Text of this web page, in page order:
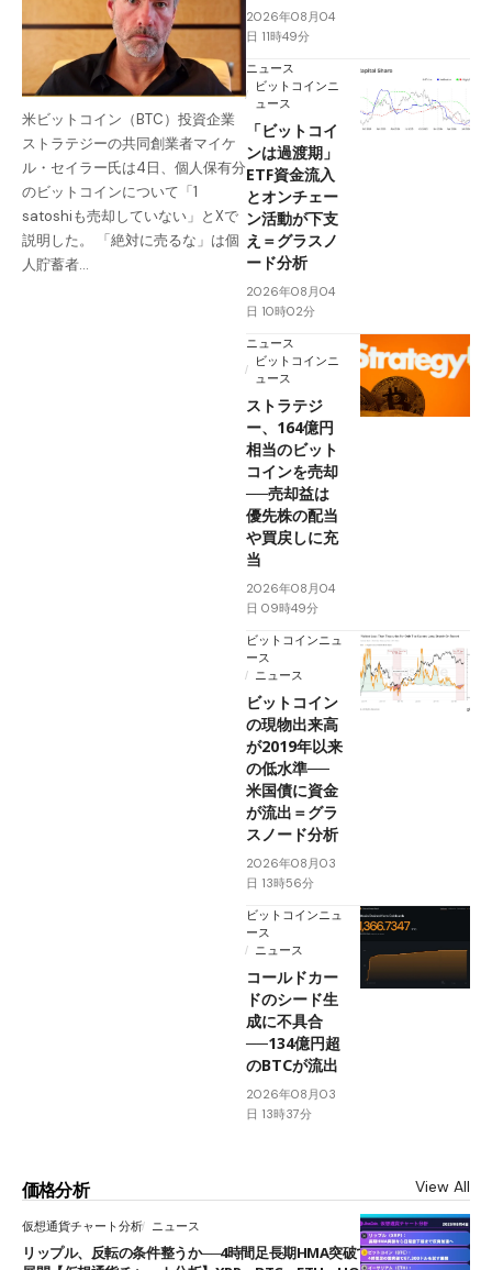
米ビットコイン（BTC）投資企業
ストラテジーの共同創業者マイケ
ル・セイラー氏は4日、個人保有分
のビットコインについて「1
satoshiも売却していない」とXで
説明した。 「絶対に売るな」は個
人貯蓄者…
2026年08月04
日 11時49分
ニュース
ビットコインニ
ュース
「ビットコイ
ンは過渡期」
ETF資金流入
とオンチェー
ン活動が下支
え＝グラスノ
ード分析
2026年08月04
日 10時02分
ニュース
ビットコインニ
ュース
ストラテジ
ー、164億円
相当のビット
コインを売却
──売却益は
優先株の配当
や買戻しに充
当
2026年08月04
日 09時49分
ビットコインニュ
ース
ニュース
ビットコイン
の現物出来高
が2019年以来
の低水準──
米国債に資金
が流出＝グラ
スノード分析
2026年08月03
日 13時56分
ビットコインニュ
ース
ニュース
コールドカー
ドのシード生
成に不具合
──134億円超
のBTCが流出
2026年08月03
日 13時37分
価格分析 View All
仮想通貨チャート分析 ニュース
リップル、反転の条件整うか──4時間足長期HMA突破で雲下端を目指す